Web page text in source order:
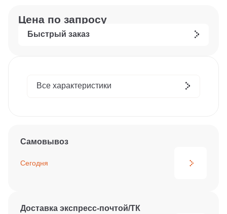
Цена по запросу
Быстрый заказ
Все характеристики
Самовывоз
Сегодня
Доставка экспресс-почтой/ТК